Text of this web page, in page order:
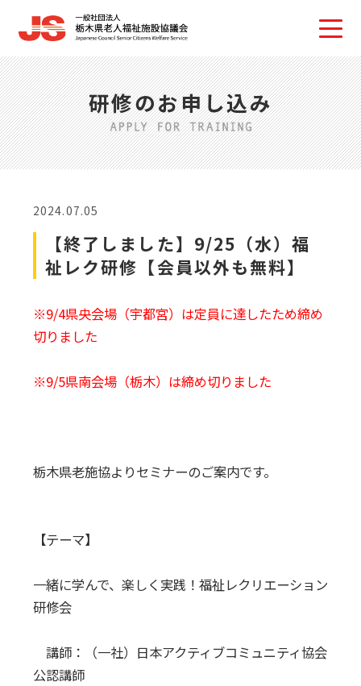
研修のお申し込み
2024.07.05
【終了しました】9/25（水）福
祉レク研修【会員以外も無料】
※9/4県央会場（宇都宮）は定員に達したため締め
切りました
※9/5県南会場（栃木）は締め切りました
栃木県老施協よりセミナーのご案内です。
【テーマ】
一緒に学んで、楽しく実践！福祉レクリエーション
研修会
講師：（一社）日本アクティブコミュニティ協会
公認講師